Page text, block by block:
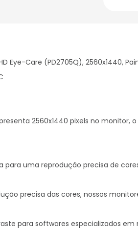
Eye-Care (PD2705Q), 2560x1440,
apresenta 2560x1440 pixels no
para uma reprodução precisa de
precisa das cores, nossos
para softwares especializados em